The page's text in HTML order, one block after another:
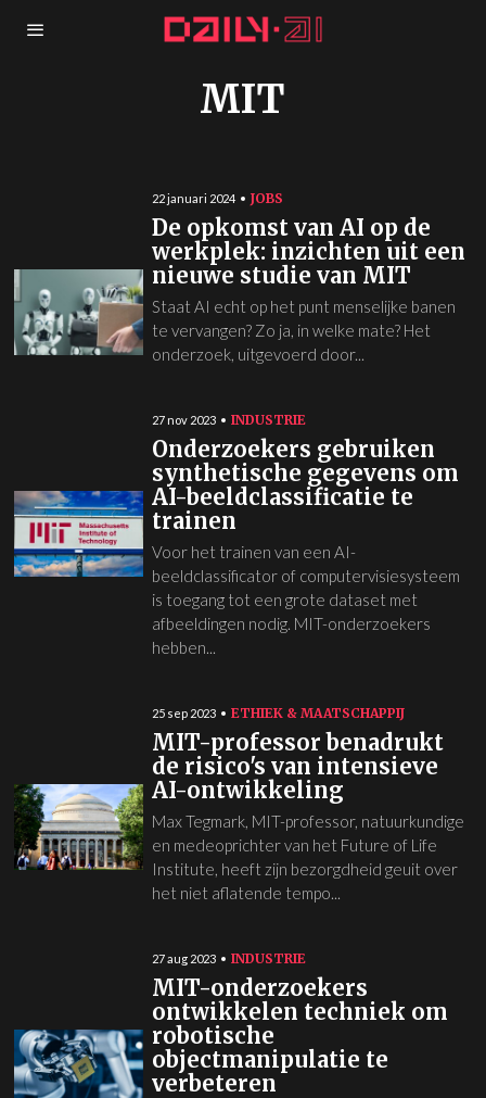
MIT
22 januari 2024 JOBS
De opkomst van AI op de
werkplek: inzichten uit een
nieuwe studie van MIT
Staat AI echt op het punt menselijke banen
te vervangen? Zo ja, in welke mate? Het
onderzoek, uitgevoerd door...
27 nov 2023 INDUSTRIE
Onderzoekers gebruiken
synthetische gegevens om
AI-beeldclassificatie te
trainen
Voor het trainen van een AI-
beeldclassificator of computervisiesysteem
is toegang tot een grote dataset met
afbeeldingen nodig. MIT-onderzoekers
hebben...
25 sep 2023 ETHIEK & MAATSCHAPPIJ
MIT-professor benadrukt
de risico's van intensieve
AI-ontwikkeling
Max Tegmark, MIT-professor, natuurkundige
en medeoprichter van het Future of Life
Institute, heeft zijn bezorgdheid geuit over
het niet aflatende tempo...
27 aug 2023 INDUSTRIE
MIT-onderzoekers
ontwikkelen techniek om
robotische
objectmanipulatie te
verbeteren